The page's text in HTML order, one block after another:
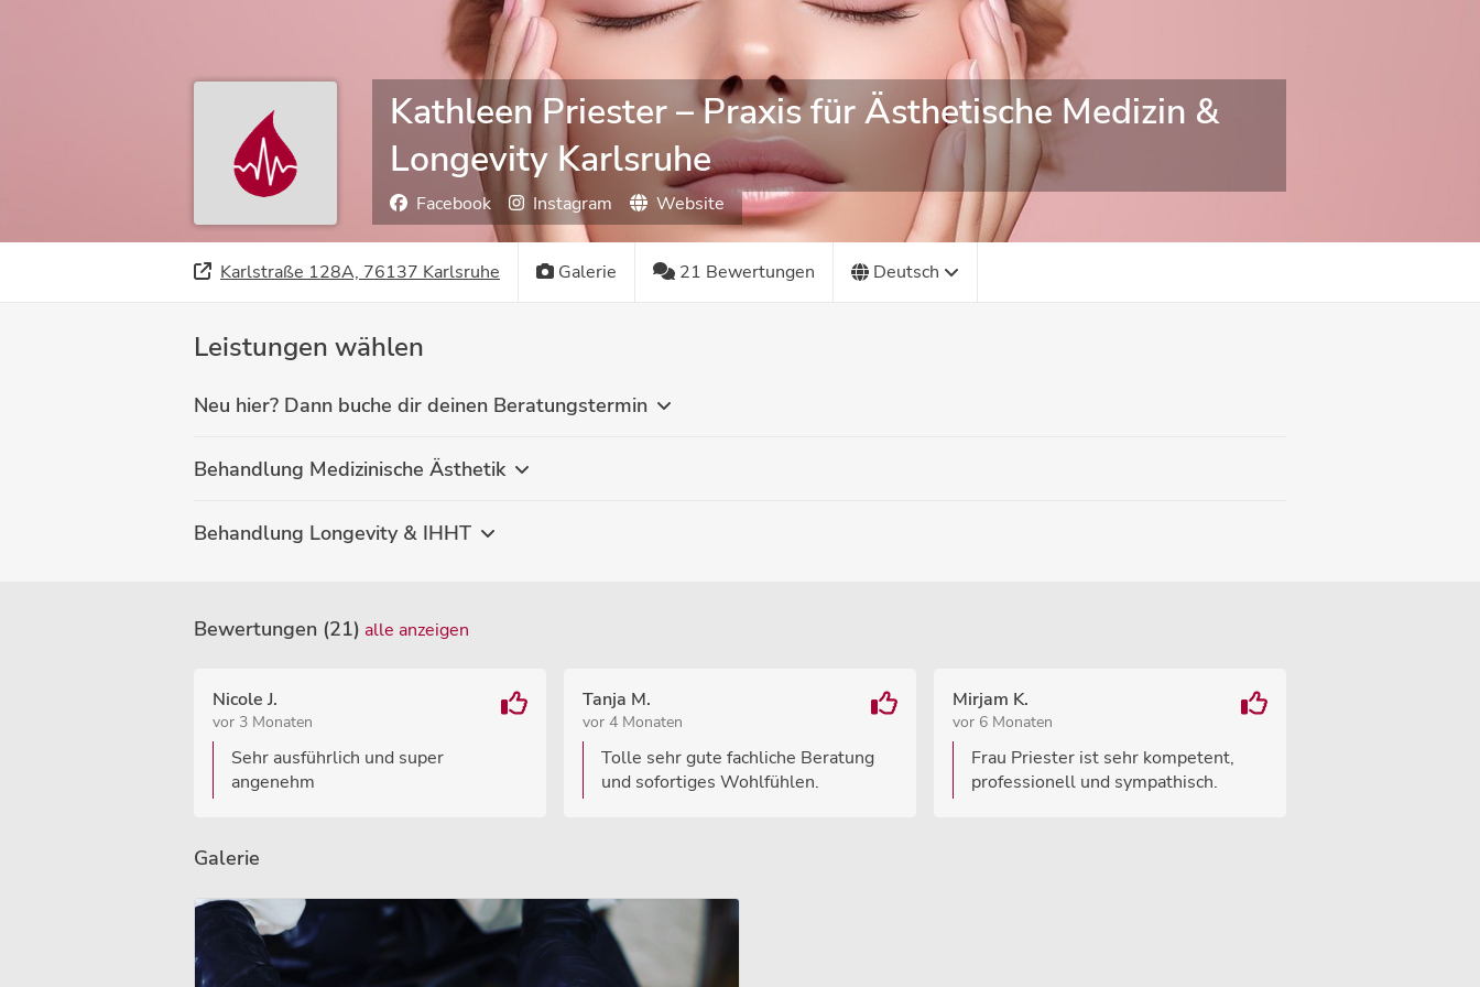
Kathleen Priester – Praxis für Ästhetische Medizin &
Longevity Karlsruhe
Facebook Instagram Website
Karlstraße 128A, 76137 Karlsruhe Galerie 21 Bewertungen Deutsch
Leistungen wählen
Neu hier? Dann buche dir deinen Beratungstermin
Behandlung Medizinische Ästhetik
Behandlung Longevity & IHHT
Bewertungen (21) alle anzeigen
Nicole J.
vor 3 Monaten
Sehr ausführlich und super
angenehm
Tanja M.
vor 4 Monaten
Tolle sehr gute fachliche Beratung
und sofortiges Wohlfühlen.
Mirjam K.
vor 6 Monaten
Frau Priester ist sehr kompetent,
professionell und sympathisch.
Galerie